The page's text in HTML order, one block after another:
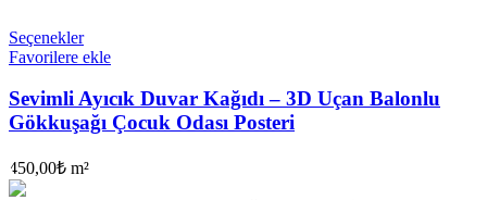
Seçenekler
Favorilere ekle
Sevimli Ayıcık Duvar Kağıdı – 3D Uçan Balonlu
Gökkuşağı Çocuk Odası Posteri
450,00₺ m²